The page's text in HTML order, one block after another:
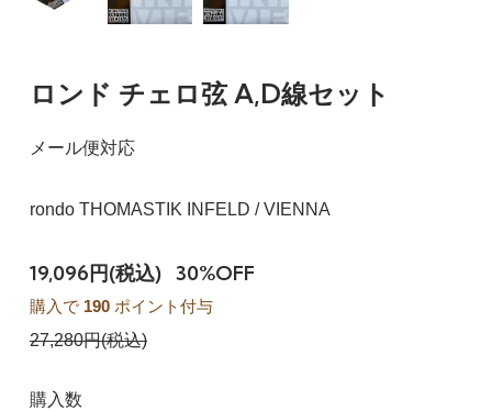
ロンド チェロ弦 A,D線セット
メール便対応
rondo THOMASTIK INFELD / VIENNA
19,096円(税込) 30%OFF
購入で 190ポイント付与
27,280円(税込)
購入数